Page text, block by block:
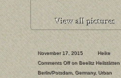
November 17, 2015
Heike
Comments Offon Beelitz Heilstätten
Berlin/Potsdam, Germany, Urban